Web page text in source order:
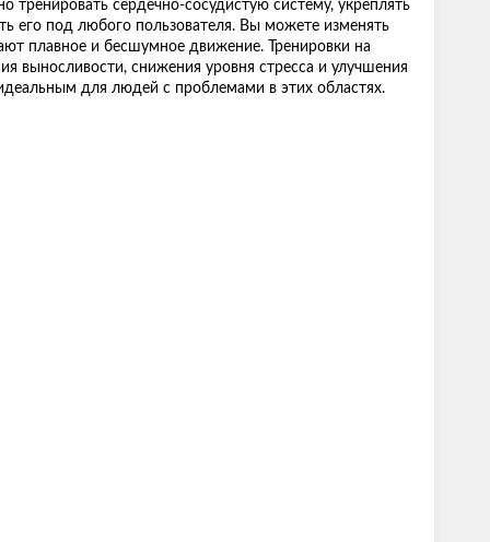
сердечно-сосудистую систему, укреплять
его под любого пользователя. Вы можете изменять
плавное и бесшумное движение. Тренировки на
выносливости, снижения уровня стресса и улучшения
для людей с проблемами в этих областях.